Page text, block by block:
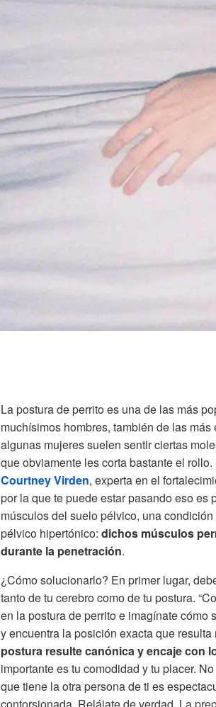
La postura de perrito es una de las más
muchísimos hombres, también de las
algunas mujeres suelen sentir ciertas
que obviamente les corta bastante el
Courtney Virden, experta en el
por la que te puede estar pasando eso
músculos del suelo pélvico, una
pélvico hipertónico: dichos músculos
durante la penetración.
¿Cómo solucionarlo? En primer lugar,
tanto de tu cerebro como de tu postura.
en la postura de perrito e imagínate
y encuentra la posición exacta que resulta
postura resulte canónica y encaje con
importante es tu comodidad y tu placer.
que tiene la otra persona de ti es